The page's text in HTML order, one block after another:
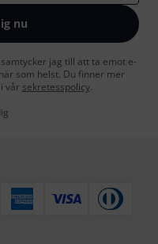
nu
jag till att ta emot e-
som helst. Du finner mer
vår sekretesspolicy.